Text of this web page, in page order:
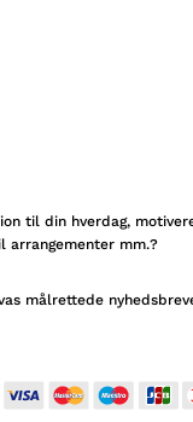
til din hverdag,
arrangementer mm.?
målrettede